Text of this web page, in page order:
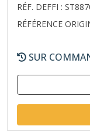
RÉF. DEFFI :
RÉFÉRENCE
SUR